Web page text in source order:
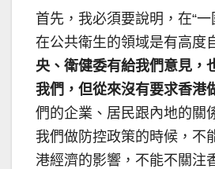
首先，我必須要說明，在“
在公共衛生的領域是有高度
央、衛健委有給我們意見，
我們，但從來沒有要求香港
們的企業、居民跟內地的關
我們做防控政策的時候，不
港經濟的影響，不能不關注